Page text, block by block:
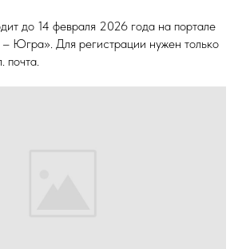
до 14 февраля 2026 года на портале
Югра». Для регистрации нужен только
почта.